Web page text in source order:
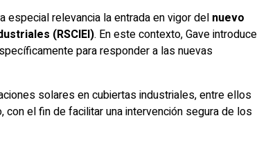
especial relevancia la entrada en vigor del nuevo
(RSCIEI). En este contexto, Gave introduce
para responder a las nuevas
solares en cubiertas industriales, entre ellos
el fin de facilitar una intervención segura de los